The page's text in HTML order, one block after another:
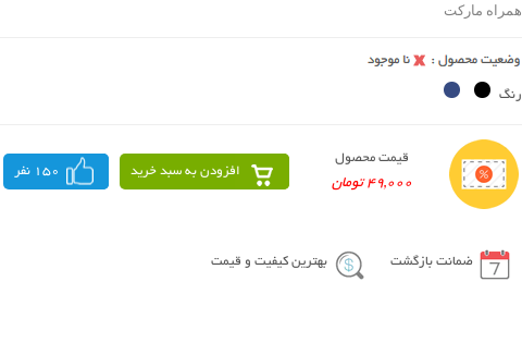
همراه مارکت
رنگ
قیمت محصول
49,000 تومان
افزودن به سبد خرید 150 نفر
ضمانت بازگشت بهترین کیفیت و قیمت